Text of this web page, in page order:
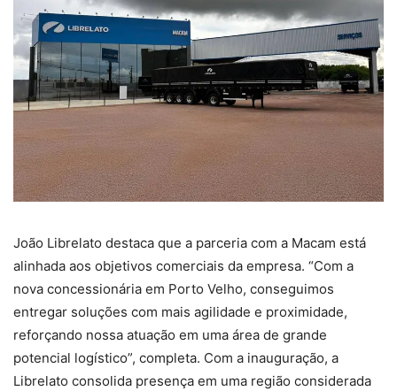
João Librelato destaca que a parceria com a Macam está
alinhada aos objetivos comerciais da empresa. “Com a
nova concessionária em Porto Velho, conseguimos
entregar soluções com mais agilidade e proximidade,
reforçando nossa atuação em uma área de grande
potencial logístico”, completa. Com a inauguração, a
Librelato consolida presença em uma região considerada